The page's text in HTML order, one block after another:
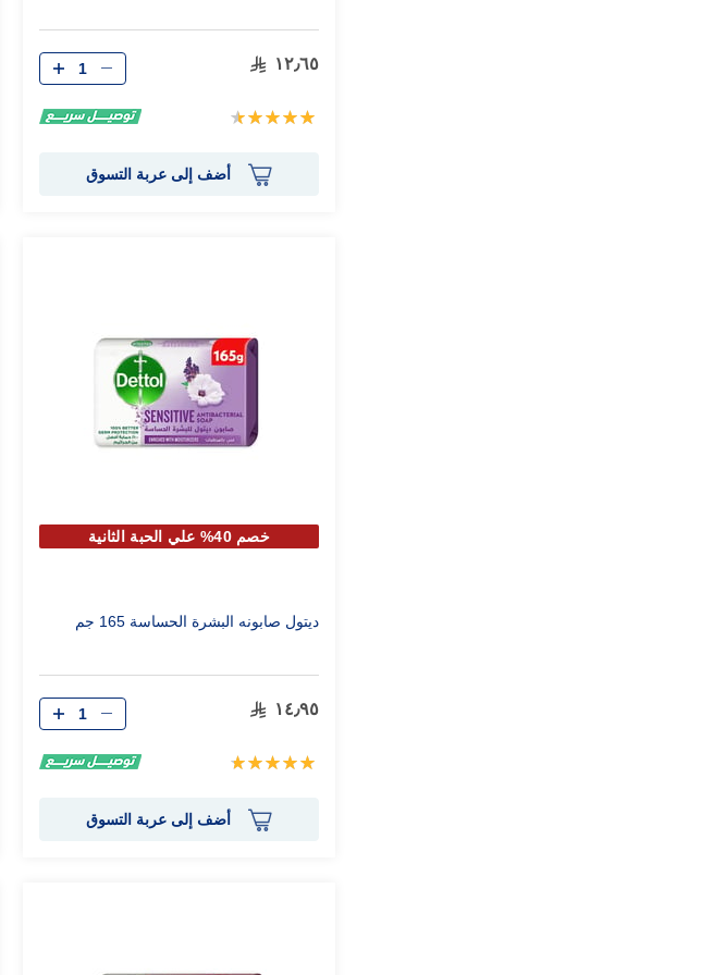
١٢٫٦٥
تقييم:
الكمية
أضف إلى عربة التسوق
خصم 40% علي الحبة الثانية
ديتول صابونه البشرة الحساسة 165 جم
١٤٫٩٥
تقييم:
الكمية
أضف إلى عربة التسوق